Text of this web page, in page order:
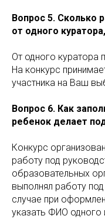
Вопрос 5. Сколько
от одного
От одного куратора
На конкурс
участника на Ваш
Вопрос 6. Как
ребенок делает
Конкурс
работу под
образовательных
выполнял работу
случае при
указать ФИО одного